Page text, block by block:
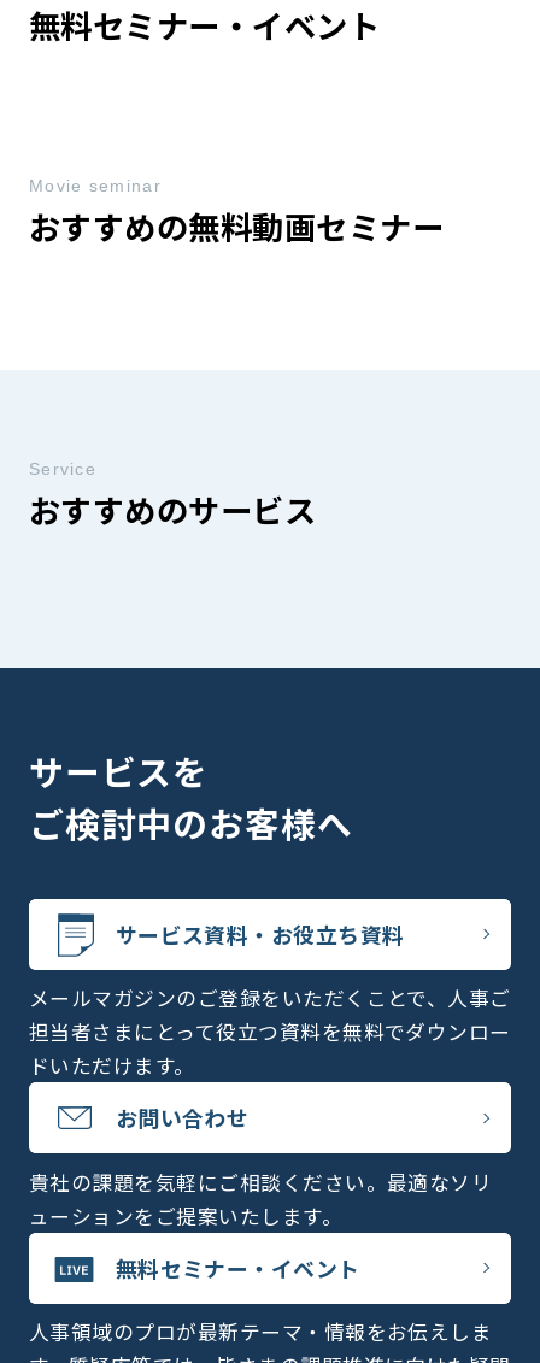
無料セミナー・イベント
おすすめの無料動画セミナー
Movie seminar
おすすめのサービス
Service
サービスを
ご検討中のお客様へ
サービス資料・お役立ち資料
メールマガジンのご登録をいただくことで、人事ご
担当者さまにとって役立つ資料を無料でダウンロー
ドいただけます。
お問い合わせ
貴社の課題を気軽にご相談ください。最適なソリ
ューションをご提案いたします。
無料セミナー・イベント
人事領域のプロが最新テーマ・情報をお伝えしま